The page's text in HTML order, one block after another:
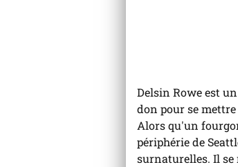
Delsin Rowe est
don pour se
Alors qu'un
périphérie de
surnaturelles. Il se